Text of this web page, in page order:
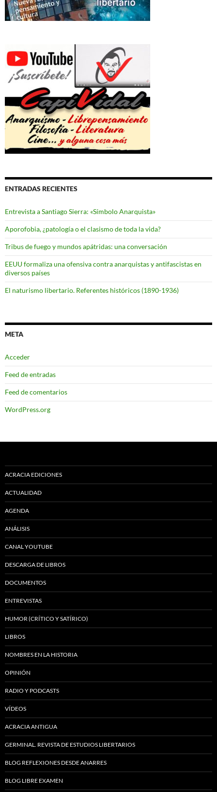
ENTRADAS RECIENTES
Entrevista a Santiago Sierra: «Símbolo Anarquista»
Aporofobia, ¿patología o el clasismo de toda la vida?
Tribus de fuego y mundos apátridas: una conversación
EEUU formaliza una ofensiva contra anarquistas y antifascistas en
diversos países
El naturismo libertario. Referentes históricos (1890-1936)
META
Acceder
Feed de entradas
Feed de comentarios
WordPress.org
ACRACIA EDICIONES
ACTUALIDAD
AGENDA
ANÁLISIS
CANAL YOUTUBE
DESCARGA DE LIBROS
DOCUMENTOS
ENTREVISTAS
HUMOR (CRÍTICO Y SATÍRICO)
LIBROS
NOMBRES EN LA HISTORIA
OPINIÓN
RADIO Y PODCASTS
VÍDEOS
ACRACIA ANTIGUA
GERMINAL. REVISTA DE ESTUDIOS LIBERTARIOS
BLOG REFLEXIONES DESDE ANARRES
BLOG LIBRE EXAMEN